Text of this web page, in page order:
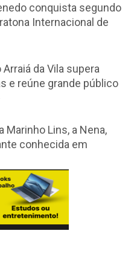
conquista segundo
Internacional de
da Vila supera
e reúne grande público
Marinho Lins, a Nena,
conhecida em